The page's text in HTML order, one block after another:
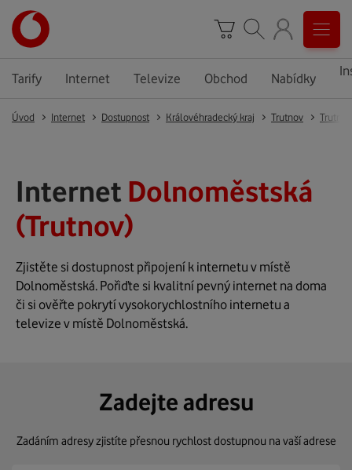
Tarify Internet Televize Obchod Nabídky
Úvod Internet Dostupnost Královéhradecký kraj Trutnov Trutnov
Internet Dolnoměstská
(Trutnov)
Zjistěte si dostupnost připojení k internetu v místě
Dolnoměstská. Pořiďte si kvalitní pevný internet na doma
či si ověřte pokrytí vysokorychlostního internetu a
televize v místě Dolnoměstská.
Zadejte adresu
Zadáním adresy zjistíte přesnou rychlost dostupnou na vaší adrese